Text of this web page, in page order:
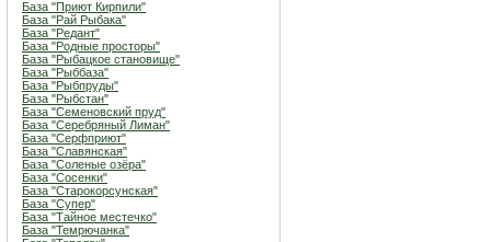
База "Приют Кирпили"
База "Рай Рыбака"
База "Редант"
База "Родные просторы"
База "Рыбацкое становище"
База "Рыббаза"
База "Рыбпруды"
База "Рыбстан"
База "Семеновский пруд"
База "Серебряный Лиман"
База "Серфприют"
База "Славянская"
База "Соленые озёра"
База "Сосенки"
База "Старокорсунская"
База "Супер"
База "Тайное местечко"
База "Темрючанка"